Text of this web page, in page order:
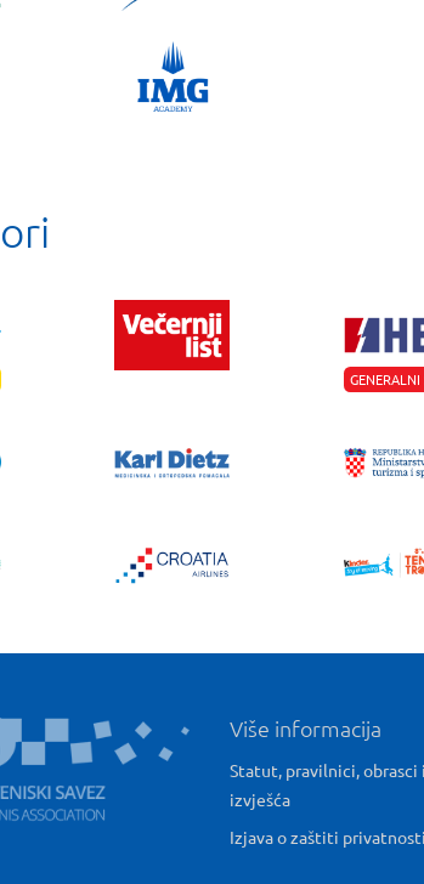
Više informacija
Statut, pravilnici, obrasci
izvješća
Izjava o zaštiti privatnosti